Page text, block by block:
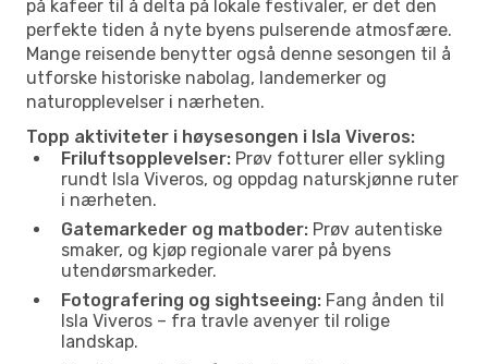
på kafeer til å delta på lokale festivaler, er det den
perfekte tiden å nyte byens pulserende atmosfære.
Mange reisende benytter også denne sesongen til å
utforske historiske nabolag, landemerker og
naturopplevelser i nærheten.
Topp aktiviteter i høysesongen i Isla Viveros:
Friluftsopplevelser: Prøv fotturer eller sykling
rundt Isla Viveros, og oppdag naturskjønne ruter
i nærheten.
Gatemarkeder og matboder: Prøv autentiske
smaker, og kjøp regionale varer på byens
utendørsmarkeder.
Fotografering og sightseeing: Fang ånden til
Isla Viveros – fra travle avenyer til rolige
landskap.